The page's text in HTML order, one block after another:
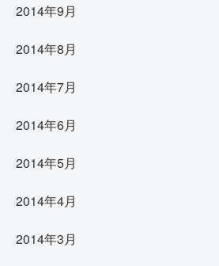
2014年9月
2014年8月
2014年7月
2014年6月
2014年5月
2014年4月
2014年3月